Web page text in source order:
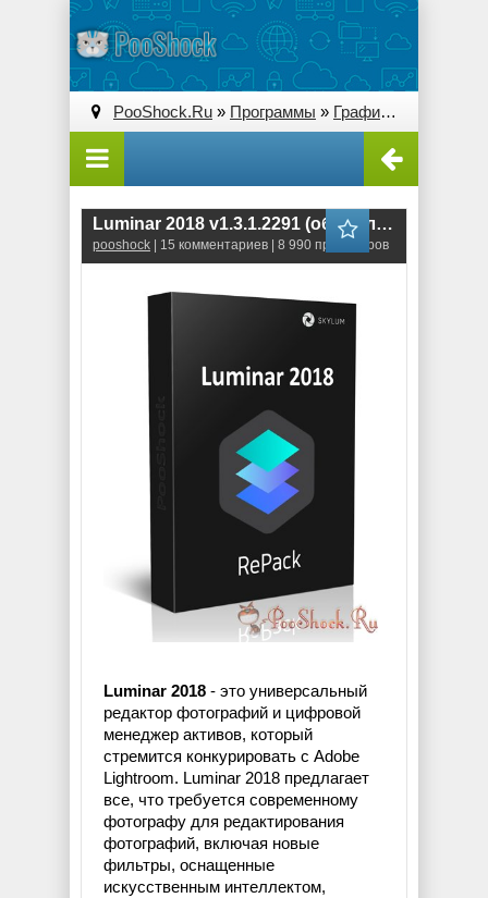
PooShock.Ru » Программы » Графические редакторы (2D)
Luminar 2018 v1.3.1.2291 (обновлено 28.07.2018)
pooshock | 15 комментариев | 8 990 просмотров
Luminar 2018 - это универсальный
редактор фотографий и цифровой
менеджер активов, который
стремится конкурировать с Adobe
Lightroom. Luminar 2018 предлагает
все, что требуется современному
фотографу для редактирования
фотографий, включая новые
фильтры, оснащенные
искусственным интеллектом,